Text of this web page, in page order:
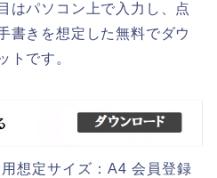
はパソコン上で入力し、点
書きを想定した無料でダウ
トです。
想定サイズ：A4 会員登録